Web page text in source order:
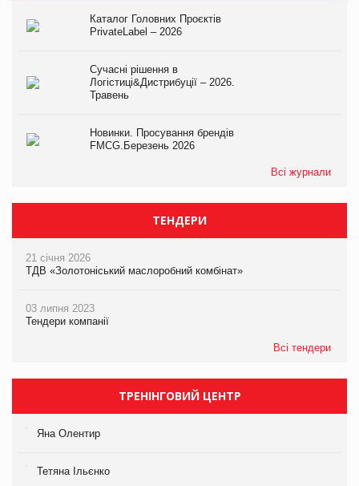
Каталог Головних Проєктів
PrivateLabel – 2026
Сучасні рішення в
Логістиці&Дистрибуції – 2026.
Травень
Новинки. Просування брендів
FMCG.Березень 2026
Всі журнали
ТЕНДЕРИ
21 січня 2026
ТДВ «Золотоніський маслоробний комбінат»
03 липня 2023
Тендери компанії
Всі тендери
ТРЕНІНГОВИЙ ЦЕНТР
Яна Олентир
Тетяна Ільєнко